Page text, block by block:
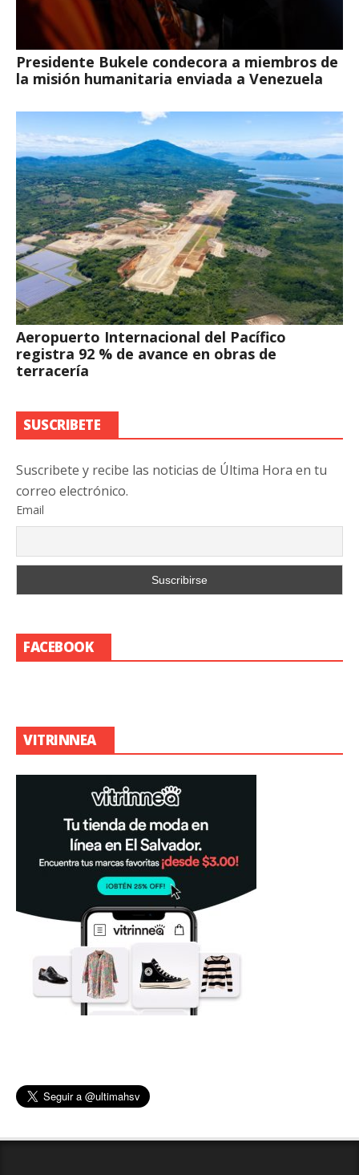
Presidente Bukele condecora a miembros de
la misión humanitaria enviada a Venezuela
Aeropuerto Internacional del Pacífico
registra 92 % de avance en obras de
terracería
SUSCRIBETE
Suscribete y recibe las noticias de Última Hora en tu
correo electrónico.
Email
FACEBOOK
VITRINNEA